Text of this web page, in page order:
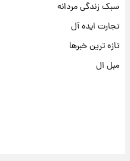
سبک زندگی مردانه
تجارت ایده آل
تازه ترین خبرها
مبل ال